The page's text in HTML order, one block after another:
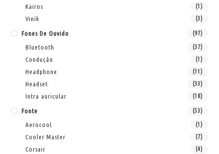
Kairos (1)
Vinik (3)
Fones De Ouvido (97)
Bluetooth (37)
Condução (1)
Headphone (11)
Headset (33)
Intra auricular (18)
Fonte (53)
Aerocool (1)
Cooler Master (7)
Corsair (4)